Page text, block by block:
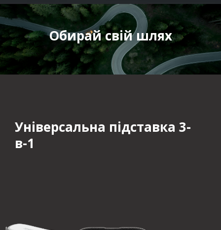
Обирай свій шлях
Універсальна підставка 3-
в-1